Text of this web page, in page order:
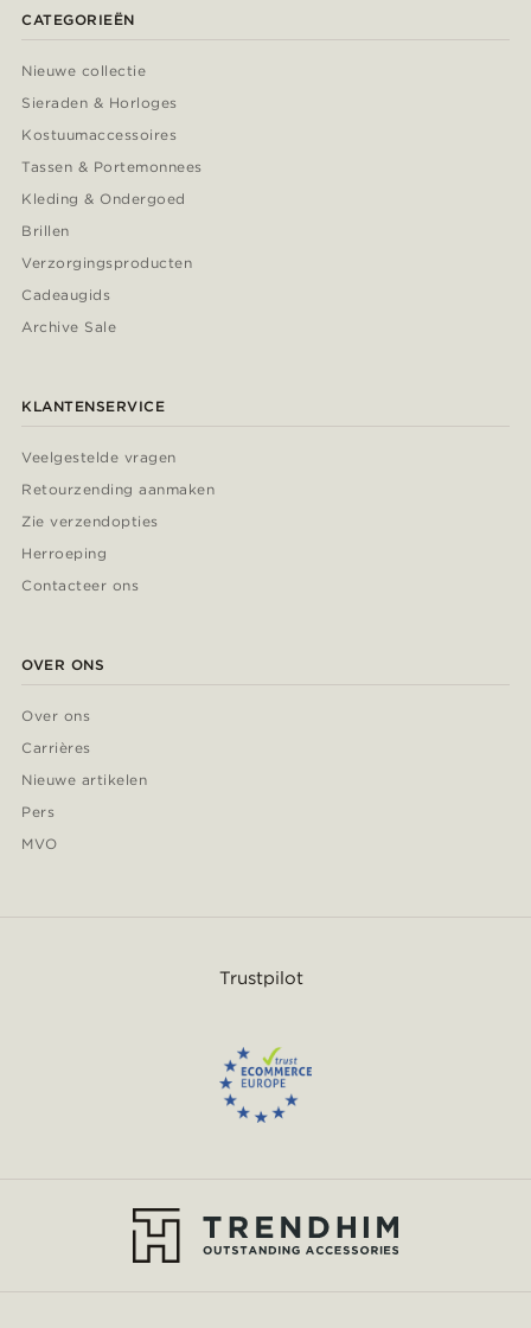
CATEGORIEËN
Nieuwe collectie
Sieraden & Horloges
Kostuumaccessoires
Tassen & Portemonnees
Kleding & Ondergoed
Brillen
Verzorgingsproducten
Cadeaugids
Archive Sale
KLANTENSERVICE
Veelgestelde vragen
Retourzending aanmaken
Zie verzendopties
Herroeping
Contacteer ons
OVER ONS
Over ons
Carrières
Nieuwe artikelen
Pers
MVO
Trustpilot